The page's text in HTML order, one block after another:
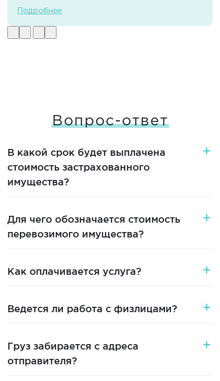
тоже нет никаких проблем. И самое важное -
виде.
Подробнее
Вопрос-ответ
В какой срок будет выплачена
стоимость застрахованного
имущества?
Для чего обозначается стоимость
перевозимого имущества?
Как оплачивается услуга?
Ведется ли работа с физлицами?
Груз забирается с адреса
отправителя?